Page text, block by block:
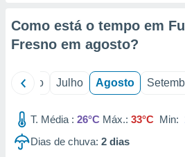
1199
Como está o tempo em
Fresno em agosto?
Junho Julho Agosto
T. Média : 26°C Máx.: 33°C Min:
Dias de chuva: 2 dias